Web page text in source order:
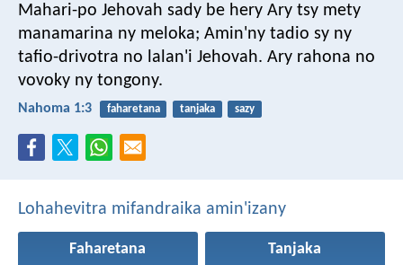
Mahari-po Jehovah sady be hery Ary tsy mety
manamarina ny meloka; Amin'ny tadio sy ny
tafio-drivotra no lalan'i Jehovah. Ary rahona no
vovoky ny tongony.
Nahoma 1:3 faharetana tanjaka sazy
Lohahevitra mifandraika amin'izany
Faharetana Tanjaka